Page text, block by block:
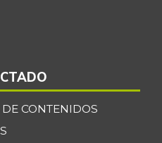
CONTENIDOS